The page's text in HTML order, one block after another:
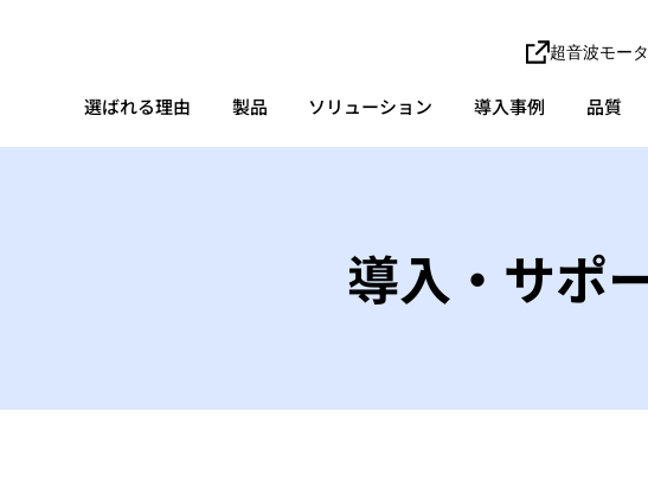
選ばれる理由 製品 ソリューション 導入事例 品質
超音波モー
導入・サポ